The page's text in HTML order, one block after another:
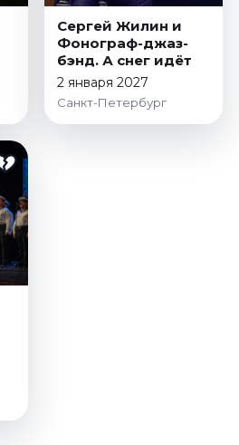
Сергей Жилин и
Фонограф-джаз-
бэнд. А снег идёт
2 января 2027
Санкт-Петербург